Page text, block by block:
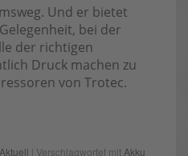
Und er bietet
bei der
der richtigen
Druck machen zu
von Trotec.
Aktuell | Verschlagwortet mit Akku